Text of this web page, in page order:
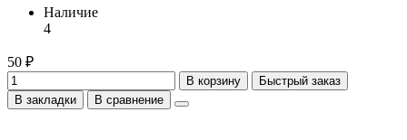
Наличие
4
50 ₽
В корзину
Быстрый заказ
В закладки
В сравнение